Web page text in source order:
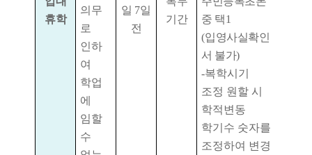
휴학
의무
로
인하
여
학업
에
임할
수
일 7일
전
기간
중 택1
(입영사실확인
서 불가)
-복학시기
조정 원할 시
학적변동
학기수 숫자를
조정하여 변경